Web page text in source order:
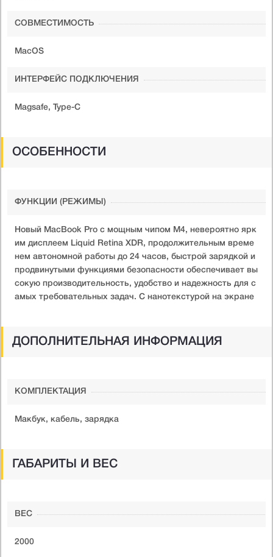
СОВМЕСТИМОСТЬ
MacOS
ИНТЕРФЕЙС ПОДКЛЮЧЕНИЯ
Magsafe, Type-C
ОСОБЕННОСТИ
ФУНКЦИИ (РЕЖИМЫ)
Новый MacBook Pro с мощным чипом M4, невероятно ярк
им дисплеем Liquid Retina XDR, продолжительным време
нем автономной работы до 24 часов, быстрой зарядкой и
продвинутыми функциями безопасности обеспечивает вы
сокую производительность, удобство и надежность для с
амых требовательных задач. С нанотекстурой на экране
ДОПОЛНИТЕЛЬНАЯ ИНФОРМАЦИЯ
КОМПЛЕКТАЦИЯ
Макбук, кабель, зарядка
ГАБАРИТЫ И ВЕС
ВЕС
2000